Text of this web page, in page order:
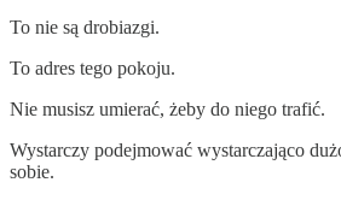
To nie są drobiazgi.
To adres tego pokoju.
Nie musisz umierać, żeby do niego trafić.
Wystarczy podejmować wystarczająco
sobie.